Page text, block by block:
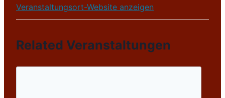
Veranstaltungsort-Website anzeigen
Related Veranstaltungen